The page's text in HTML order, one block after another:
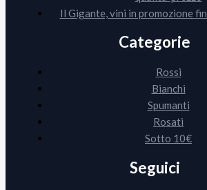
Il Gigante, vini in promozione
Categorie
Rossi
Bianchi
Spumanti
Rosati
Sotto 10€
Seguici